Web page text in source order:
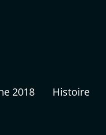
2018 Histoire